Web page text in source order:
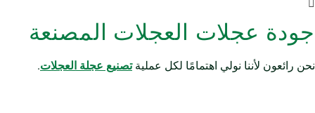
جودة عجلات العجلات المصنعة
نحن رائعون لأننا نولي اهتمامًا لكل عمليةتصنيع عجلة العجلات.